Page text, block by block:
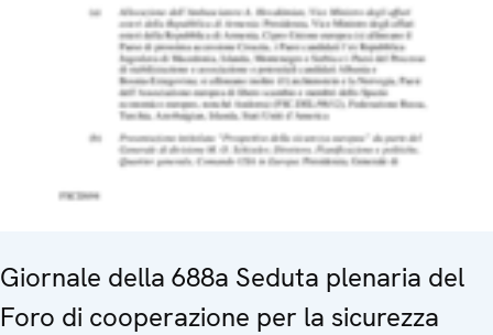
Giornale della 688a Seduta plenaria del
Foro di cooperazione per la sicurezza